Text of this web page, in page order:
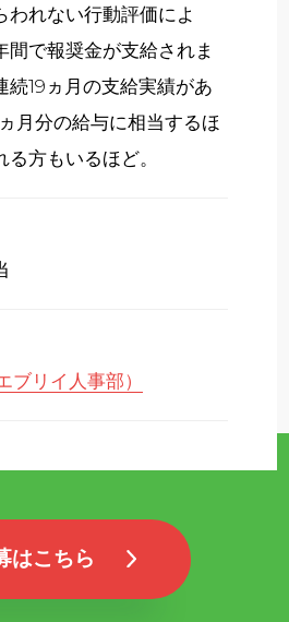
われない行動評価によ
間で報奨金が支給されま
続19ヵ月の支給実績があ
月分の給与に相当するほ
方もいるほど。
ブリイ人事部）
はこちら